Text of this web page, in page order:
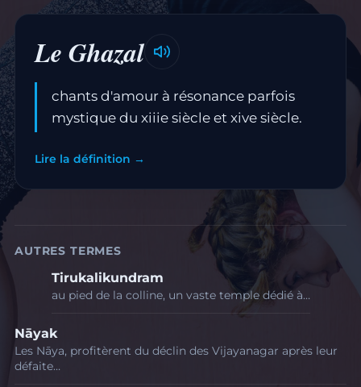
Le Ghazal
chants d'amour à résonance parfois
mystique du xiiie siècle et xive siècle.
Lire la définition →
AUTRES TERMES
Tirukalikundram
au pied de la colline, un vaste temple dédié à…
Nāyak
Les Nāya, profitèrent du déclin des Vijayanagar après leur
défaite…